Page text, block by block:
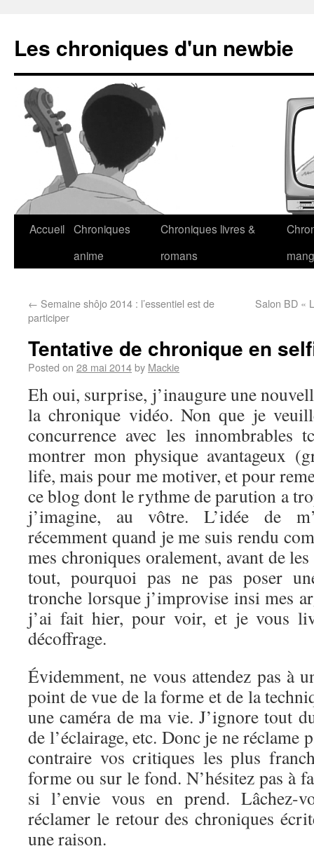
Les chroniques d'un newbie
Accueil Chroniques
anime
Chroniques livres &
romans
← Semaine shôjo 2014 : l’essentiel est de
participer
Salon BD «
Tentative de chronique en
Posted on 28 mai 2014by Mackie
Eh oui, surprise, j’inaugure une
la chronique vidéo. Non que je
concurrence avec les innombrables
montrer mon physique avantageux
life, mais pour me motiver, et pour
ce blog dont le rythme de parution a
j’imagine, au vôtre. L’idée de
récemment quand je me suis rendu
mes chroniques oralement, avant de
tout, pourquoi pas ne pas poser
tronche lorsque j’improvise insi mes
j’ai fait hier, pour voir, et je vous
décoffrage.
Évidemment, ne vous attendez pas à
point de vue de la forme et de la
une caméra de ma vie. J’ignore tout
de l’éclairage, etc. Donc je ne réclame
contraire vos critiques les plus
forme ou sur le fond. N’hésitez pas à
si l’envie vous en prend. Lâchez-
réclamer le retour des chroniques
une raison.